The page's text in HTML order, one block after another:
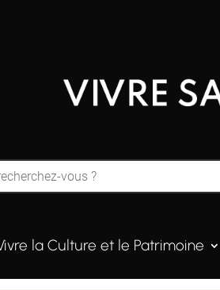
la Culture et le Patrimoine